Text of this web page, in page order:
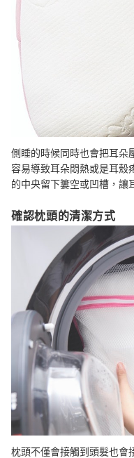
側睡的時候同時也會把耳朵
容易導致耳朵悶熱或是耳殼
的中央留下簍空或凹槽，讓
確認枕頭的清潔方式
枕頭不僅會接觸到頭髮也會